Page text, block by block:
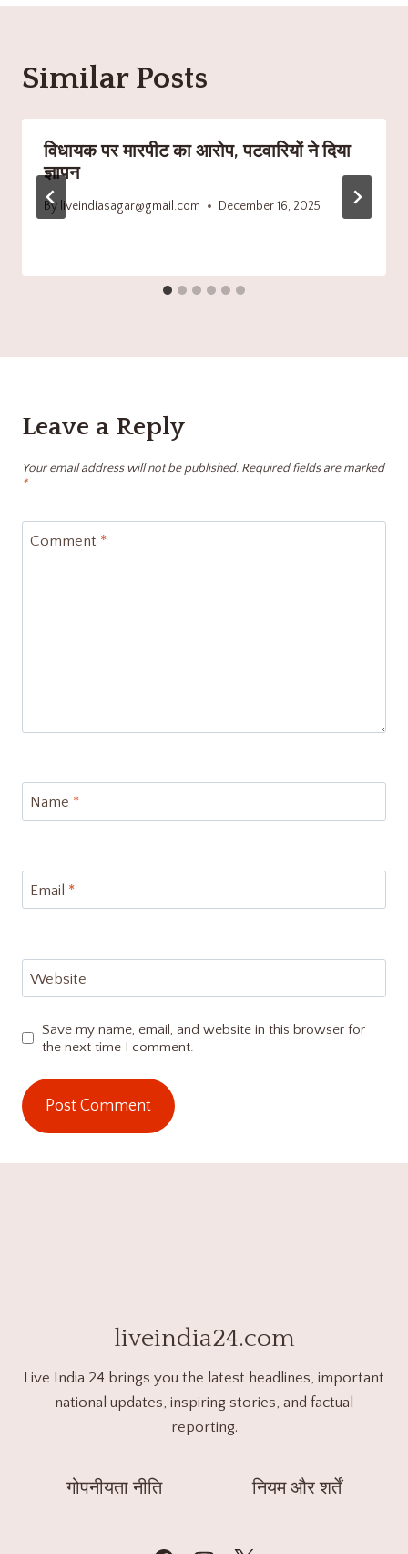
Similar Posts
विधायक पर मारपीट का आरोप, पटवारियों ने दिया
ज्ञापन
By liveindiasagar@gmail.com December 16, 2025
Leave a Reply
Your email address will not be published. Required fields are marked
*
Comment *
Name *
Email *
Website
Save my name, email, and website in this browser for
the next time I comment.
liveindia24.com
Live India 24 brings you the latest headlines, important
national updates, inspiring stories, and factual
reporting.
गोपनीयता नीति नियम और शर्तें